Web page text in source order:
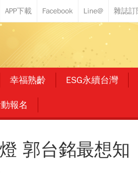
幸福熟齡 ESG永續台灣
報名
郭台銘最想知